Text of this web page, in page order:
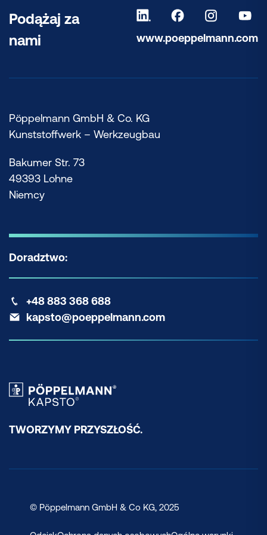
Podążaj za
nami
www.poeppelmann.com
Pöppelmann GmbH & Co. KG
Kunststoffwerk – Werkzeugbau
Bakumer Str. 73
49393 Lohne
Niemcy
Doradztwo:
+48 883 368 688
kapsto@poeppelmann.com
TWORZYMY PRZYSZŁOŚĆ.
© Pöppelmann GmbH & Co KG, 2025